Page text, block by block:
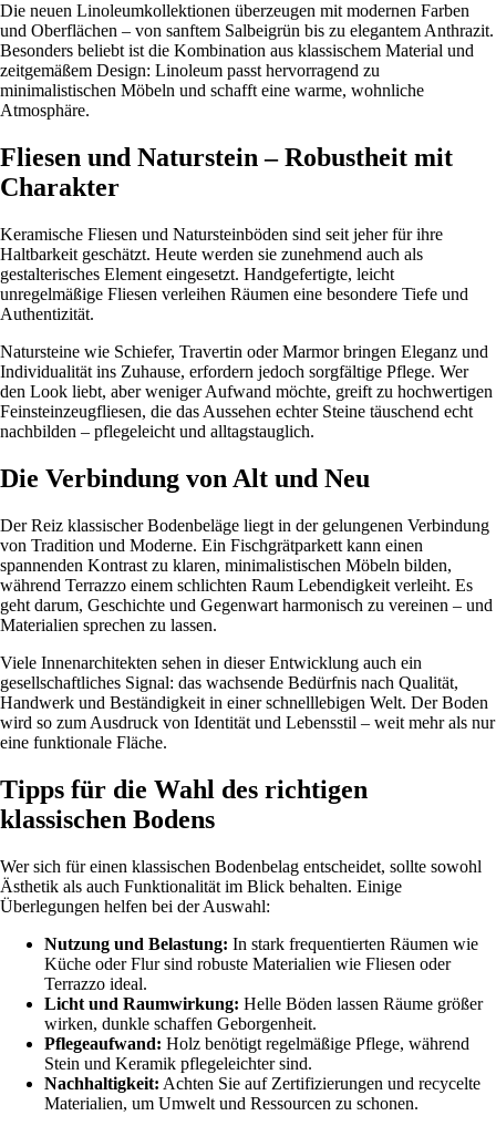
Die neuen Linoleumkollektionen überzeugen mit modernen Farben
und Oberflächen – von sanftem Salbeigrün bis zu elegantem Anthrazit.
Besonders beliebt ist die Kombination aus klassischem Material und
zeitgemäßem Design: Linoleum passt hervorragend zu
minimalistischen Möbeln und schafft eine warme, wohnliche
Atmosphäre.
Fliesen und Naturstein – Robustheit mit
Charakter
Keramische Fliesen und Natursteinböden sind seit jeher für ihre
Haltbarkeit geschätzt. Heute werden sie zunehmend auch als
gestalterisches Element eingesetzt. Handgefertigte, leicht
unregelmäßige Fliesen verleihen Räumen eine besondere Tiefe und
Authentizität.
Natursteine wie Schiefer, Travertin oder Marmor bringen Eleganz und
Individualität ins Zuhause, erfordern jedoch sorgfältige Pflege. Wer
den Look liebt, aber weniger Aufwand möchte, greift zu hochwertigen
Feinsteinzeugfliesen, die das Aussehen echter Steine täuschend echt
nachbilden – pflegeleicht und alltagstauglich.
Die Verbindung von Alt und Neu
Der Reiz klassischer Bodenbeläge liegt in der gelungenen Verbindung
von Tradition und Moderne. Ein Fischgrätparkett kann einen
spannenden Kontrast zu klaren, minimalistischen Möbeln bilden,
während Terrazzo einem schlichten Raum Lebendigkeit verleiht. Es
geht darum, Geschichte und Gegenwart harmonisch zu vereinen – und
Materialien sprechen zu lassen.
Viele Innenarchitekten sehen in dieser Entwicklung auch ein
gesellschaftliches Signal: das wachsende Bedürfnis nach Qualität,
Handwerk und Beständigkeit in einer schnelllebigen Welt. Der Boden
wird so zum Ausdruck von Identität und Lebensstil – weit mehr als nur
eine funktionale Fläche.
Tipps für die Wahl des richtigen
klassischen Bodens
Wer sich für einen klassischen Bodenbelag entscheidet, sollte sowohl
Ästhetik als auch Funktionalität im Blick behalten. Einige
Überlegungen helfen bei der Auswahl:
Nutzung und Belastung: In stark frequentierten Räumen wie
Küche oder Flur sind robuste Materialien wie Fliesen oder
Terrazzo ideal.
Licht und Raumwirkung: Helle Böden lassen Räume größer
wirken, dunkle schaffen Geborgenheit.
Pflegeaufwand: Holz benötigt regelmäßige Pflege, während
Stein und Keramik pflegeleichter sind.
Nachhaltigkeit: Achten Sie auf Zertifizierungen und recycelte
Materialien, um Umwelt und Ressourcen zu schonen.